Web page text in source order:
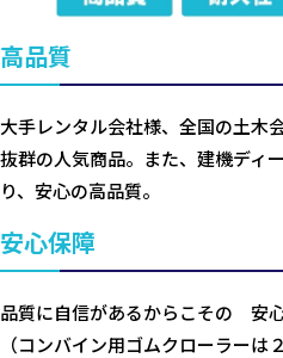
高品質
大手レンタル会社様、全国の土木
抜群の人気商品。また、建機ディ
り、安心の高品質。
安心保障
品質に自信があるからこその 安
（コンバイン用ゴムクローラーは２